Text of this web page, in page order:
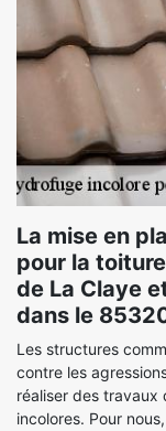
La mise en
pour la
de La Claye
dans le
Les structures
contre les
réaliser des
incolores. Pour